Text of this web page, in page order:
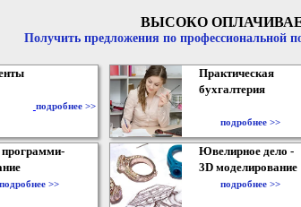
ВЫСОКО
Получить предложения по профессиональной
подробнее >>
Практическая
бухгалтерия
подробнее >>
подробнее >>
Ювелирное дело -
3D моделирование
подробнее >>